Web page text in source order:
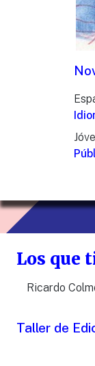
Los que
Ricardo
Taller de